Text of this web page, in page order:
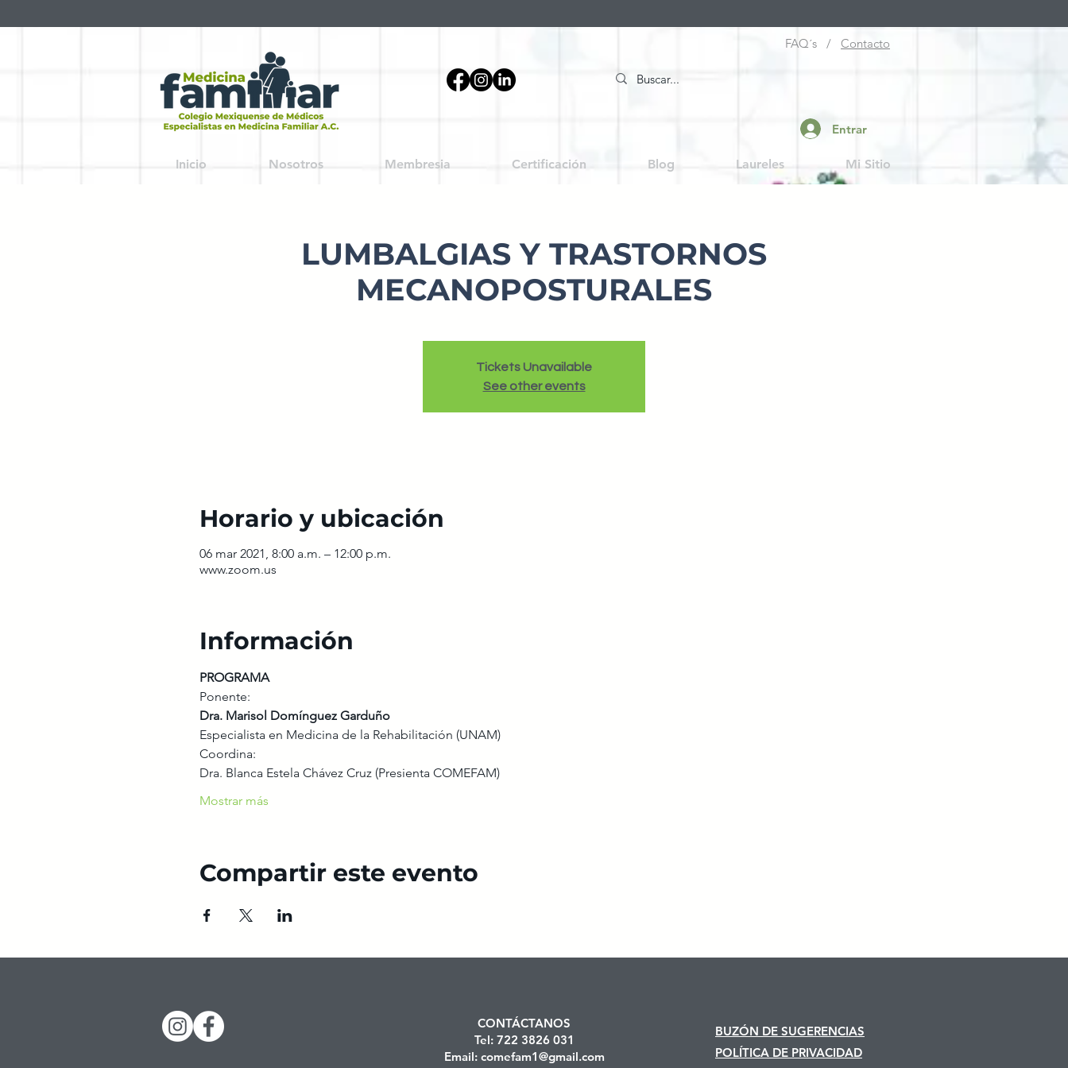
FAQ´s / Contacto
Entrar
Inicio Nosotros Membresia Certificación Blog Laureles Mi Sitio
LUMBALGIAS Y TRASTORNOS
MECANOPOSTURALES
Tickets Unavailable
See other events
Horario y ubicación
06 mar 2021, 8:00 a.m. – 12:00 p.m.
www.zoom.us
Información
PROGRAMA
Ponente:
Dra. Marisol Domínguez Garduño
Especialista en Medicina de la Rehabilitación (UNAM)
Coordina:
Dra. Blanca Estela Chávez Cruz (Presienta COMEFAM)
Mostrar más
Compartir este evento
CONTÁCTANOS
Tel: 722 3826 031
Email: comefam1@gmail.com
BUZÓN DE SUGERENCIAS
POLÍTICA DE PRIVACIDAD